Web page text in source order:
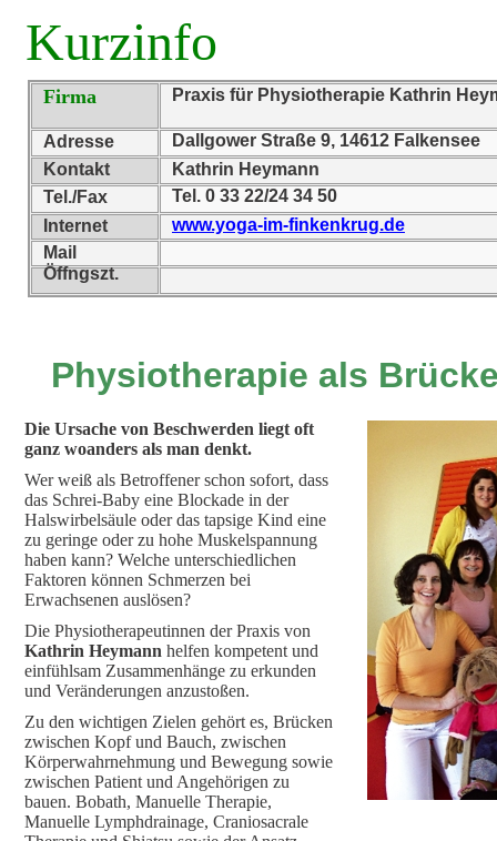
Kurzinfo
Firma Praxis für Physiotherapie Kathrin
Adresse
Dallgower Straße 9, 14612 Falkensee
Kontakt
Kathrin Heymann
Tel./Fax
Tel. 0 33 22/24 34 50
Internet
www.yoga-im-finkenkrug.de
Mail
Öffngszt.
Physiotherapie als
Die Ursache von Beschwerden liegt oft
ganz woanders als man denkt.
Wer weiß als Betroffener schon sofort, dass
das Schrei-Baby eine Blockade in der
Halswirbelsäule oder das tapsige Kind eine
zu geringe oder zu hohe Muskelspannung
haben kann? Welche unterschiedlichen
Faktoren können Schmerzen bei
Erwachsenen auslösen?
Die Physiotherapeutinnen der Praxis von
Kathrin Heymann helfen kompetent und
einfühlsam Zusammenhänge zu erkunden
und Veränderungen anzustoßen.
Zu den wichtigen Zielen gehört es, Brücken
zwischen Kopf und Bauch, zwischen
Körperwahrnehmung und Bewegung sowie
zwischen Patient und Angehörigen zu
bauen. Bobath, Manuelle Therapie,
Manuelle Lymphdrainage, Craniosacrale